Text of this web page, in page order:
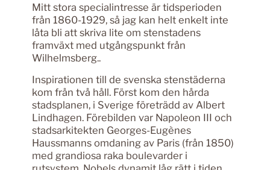
Mitt stora specialintresse är tidsperioden
från 1860-1929, så jag kan helt enkelt inte
låta bli att skriva lite om stenstadens
framväxt med utgångspunkt från
Wilhelmsberg..
Inspirationen till de svenska stenstäderna
kom från två håll. Först kom den hårda
stadsplanen, i Sverige företrädd av Albert
Lindhagen. Förebilden var Napoleon III och
stadsarkitekten Georges-Eugènes
Haussmanns omdaning av Paris (från 1850)
med grandiosa raka boulevarder i